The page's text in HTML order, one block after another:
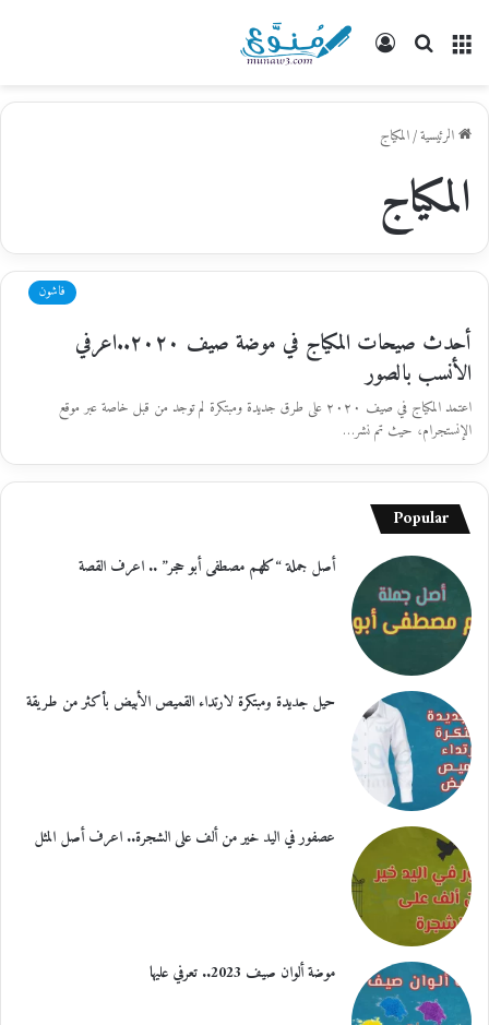
القائمة
بحث
تسجيل
الرئيسية/المكياج
المكياج
فاشون
أحدث صيحات المكياج في موضة صيف ٢٠٢٠..اعرفي
الأنسب بالصور
اعتمد المكياج في صيف ٢٠٢٠ على طرق جديدة ومبتكرة لم توجد من قبل خاصة عبر موقع
الإنستجرام، حيث تم نشر…
Popular
أصل جملة “كلهم مصطفى أبو حجر” .. اعرف القصة
حيل جديدة ومبتكرة لارتداء القميص الأبيض بأكثر من طريقة
عصفور في اليد خير من ألف على الشجرة.. اعرف أصل المثل
موضة ألوان صيف 2023.. تعرفي عليها